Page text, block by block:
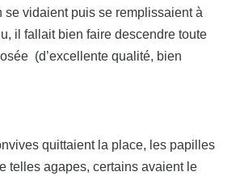
se vidaient puis se remplissaient à
il fallait bien faire descendre toute
(d’excellente qualité, bien
quittaient la place, les papilles
telles agapes, certains avaient le